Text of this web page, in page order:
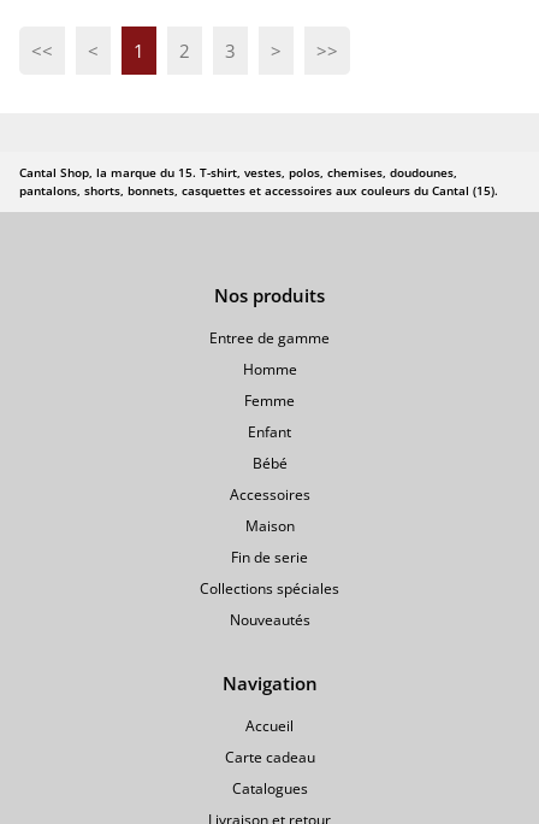
du cantal
gamme
<< < 1 2 3 > >>
Cantal Shop, la marque du 15. T-shirt, vestes, polos, chemises, doudounes,
pantalons, shorts, bonnets, casquettes et accessoires aux couleurs du Cantal (15).
Nos produits
Entree de gamme
Homme
Femme
Enfant
Bébé
Accessoires
Maison
Fin de serie
Collections spéciales
Nouveautés
Navigation
Accueil
Carte cadeau
Catalogues
Livraison et retour